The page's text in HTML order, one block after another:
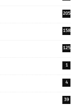
205
158
125
1
4
39